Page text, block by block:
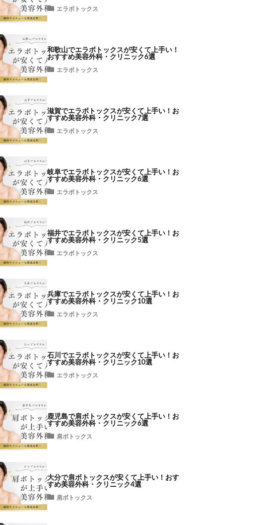
エラボトックス
和歌山でエラボトックスが安くて上手い！
おすすめ美容外科・クリニック6選
エラボトックス
滋賀でエラボトックスが安くて上手い！お
すすめ美容外科・クリニック7選
エラボトックス
岐阜でエラボトックスが安くて上手い！お
すすめ美容外科・クリニック6選
エラボトックス
福井でエラボトックスが安くて上手い！お
すすめ美容外科・クリニック5選
エラボトックス
兵庫でエラボトックスが安くて上手い！お
すすめ美容外科・クリニック10選
エラボトックス
石川でエラボトックスが安くて上手い！お
すすめ美容外科・クリニック10選
エラボトックス
鹿児島で肩ボトックスが安くて上手い！お
すすめ美容外科・クリニック6選
肩ボトックス
大分で肩ボトックスが安くて上手い！おす
すめ美容外科・クリニック4選
肩ボトックス